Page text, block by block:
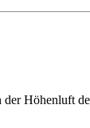
Höhenluft